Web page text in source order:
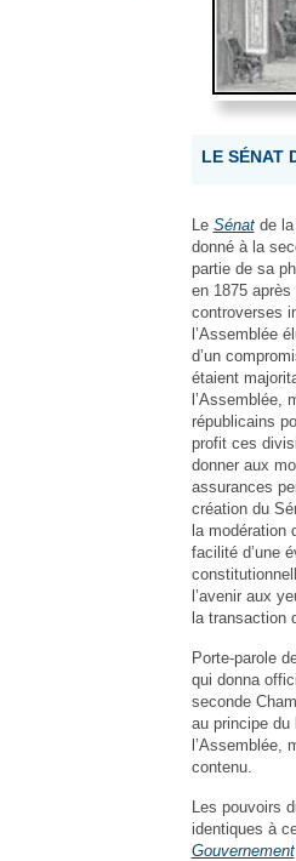
LE SÉNAT
Le Sénatde la
donné à la
partie de sa
en 1875 après
controverses
l’Assemblée
d’un
étaient
l’Assemblée,
républicains
profit ces
donner aux
assurances
création du
la modération
facilité d’une
l’avenir aux
la transaction
Porte-parole
qui donna
seconde
au principe du
l’Assemblée,
contenu.
Les pouvoirs
identiques à
Gouvernement